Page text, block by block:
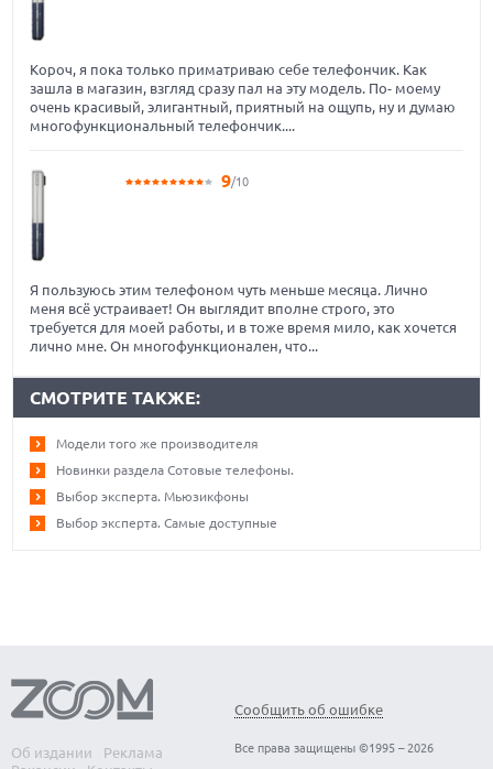
Короч, я пока только приматриваю себе телефончик. Как
зашла в магазин, взгляд сразу пал на эту модель. По- моему
очень красивый, элигантный, приятный на ощупь, ну и думаю
многофункциональный телефончик....
9/10
Я пользуюсь этим телефоном чуть меньше месяца. Лично
меня всё устраивает! Он выглядит вполне строго, это
требуется для моей работы, и в тоже время мило, как хочется
лично мне. Он многофункционален, что...
СМОТРИТЕ ТАКЖЕ:
Модели того же производителя
Новинки раздела Сотовые телефоны.
Выбор эксперта. Мьюзикфоны
Выбор эксперта. Самые доступные
Об издании
Реклама
Сообщить об ошибке
Все права защищены ©1995 – 2026